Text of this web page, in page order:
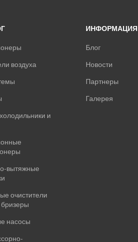
воздуха
и
вытяжные
очистители
бризеры
насосы
ИНФОРМАЦИЯ
Блог
Новости
Партнеры
Галерея